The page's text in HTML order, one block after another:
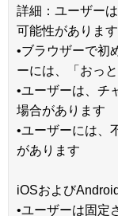
詳細：ユーザー
可能性があります
•ブラウザーで初
ーには、「おっ
•ユーザーは、チ
場合があります
•ユーザーには、
があります
iOSおよび
•ユーザーは固定